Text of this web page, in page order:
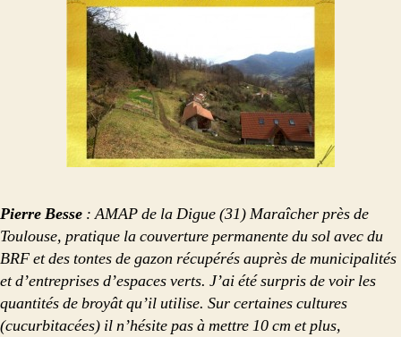
Pierre Besse : AMAP de la Digue (31) Maraîcher près de
Toulouse, pratique la couverture permanente du sol avec du
BRF et des tontes de gazon récupérés auprès de municipalités
et d’entreprises d’espaces verts. J’ai été surpris de voir les
quantités de broyât qu’il utilise. Sur certaines cultures
(cucurbitacées) il n’hésite pas à mettre 10 cm et plus,